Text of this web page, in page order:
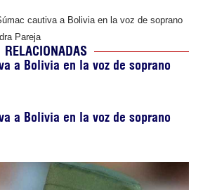
cautiva a Bolivia en la voz de soprano
Pareja
RELACIONADAS
a Bolivia en la voz de soprano
a Bolivia en la voz de soprano